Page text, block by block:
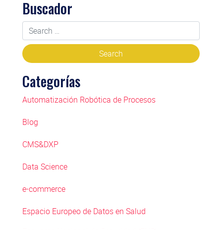
Buscador
Categorías
Automatización Robótica de Procesos
Blog
CMS&DXP
Data Science
e-commerce
Espacio Europeo de Datos en Salud